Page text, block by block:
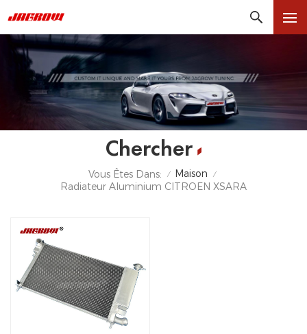
Chercher
Vous Êtes Dans: / Maison /
Radiateur Aluminium CITROËN XSARA